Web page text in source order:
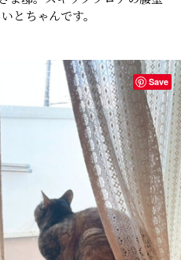
とちゃんです。
Save